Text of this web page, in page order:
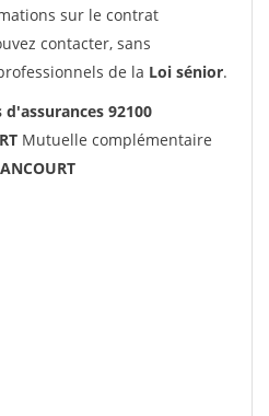
sur le contrat
contacter, sans
de la Loi sénior.
92100
Mutuelle complémentaire